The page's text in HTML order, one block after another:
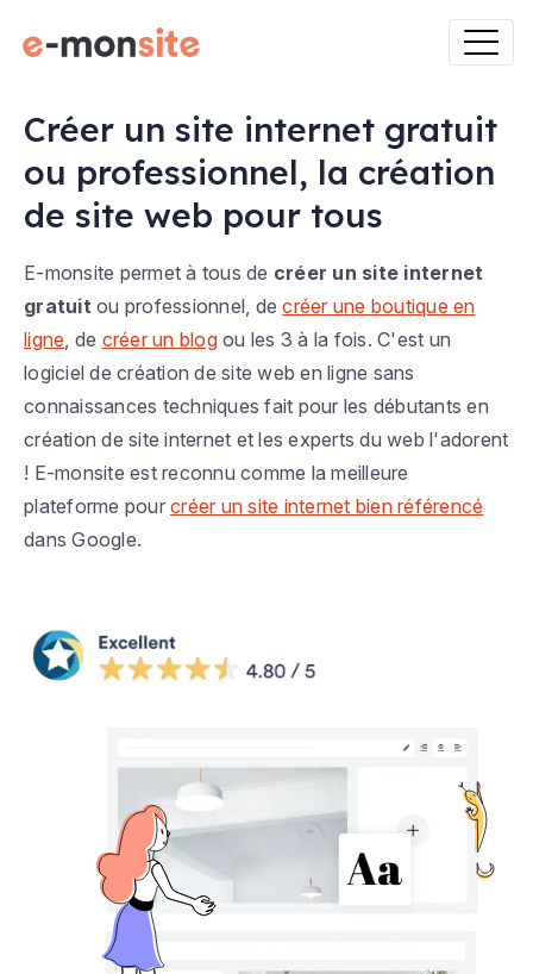
Créer un site internet gratuit
ou professionnel, la création
de site web pour tous
E-monsite permet à tous de créer un site internet
gratuit ou professionnel, decréer une boutique en
ligne , de créer un blogou les 3 à la fois. C'est un
logiciel de création de site web en ligne sans
connaissances techniques fait pour les débutants en
création de site internet et les experts du web l'adorent
! E-monsite est reconnu comme la meilleure
plateforme pour créer un site internet bien référencé
dans Google.